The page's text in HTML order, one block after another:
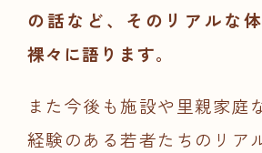
の話など、そのリアルな
裸々に語ります。
また今後も施設や里親家庭
経験のある若者たちのリア